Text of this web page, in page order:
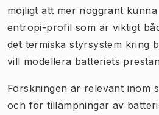
möjligt att mer noggrant
entropi-profil som är viktigt
det termiska styrsystem kring
vill modellera batteriets
Forskningen är relevant inom
och för tillämpningar av